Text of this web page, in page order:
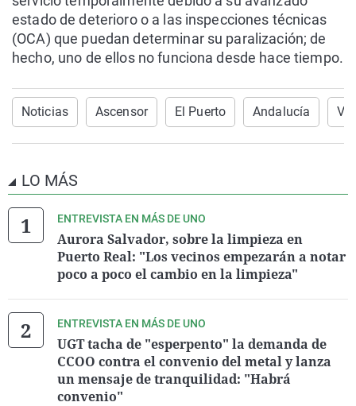
estado de deterioro o a las inspecciones técnicas
(OCA) que puedan determinar su paralización; de
hecho, uno de ellos no funciona desde hace tiempo.
Noticias Ascensor El Puerto Andalucía
LO MÁS
ENTREVISTA EN MÁS DE UNO
Aurora Salvador, sobre la limpieza en
Puerto Real: "Los vecinos empezarán a notar
poco a poco el cambio en la limpieza"
ENTREVISTA EN MÁS DE UNO
UGT tacha de "esperpento" la demanda de
CCOO contra el convenio del metal y lanza
un mensaje de tranquilidad: "Habrá
convenio"